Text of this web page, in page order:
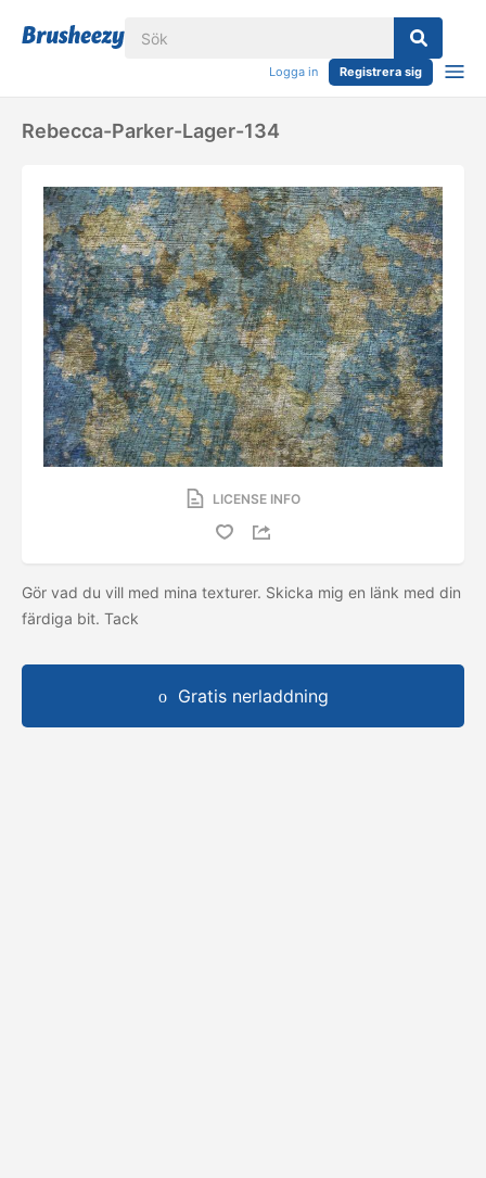
Logga in Registrera sig
Rebecca-Parker-Lager-134
LICENSE INFO
Gör vad du vill med mina texturer. Skicka mig en länk med din
färdiga bit. Tack
Gratis nerladdning